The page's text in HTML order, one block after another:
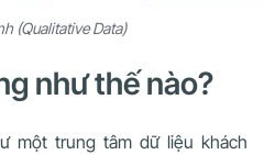
(Qualitative Data)
như thế nào?
một trung tâm dữ liệu khách